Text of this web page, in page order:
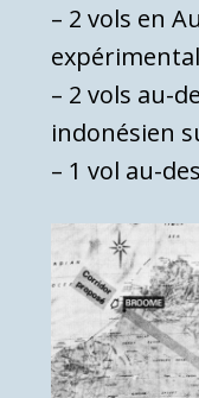
– 2 vols en
– 2 vols au-
indonésien
– 1 vol au-